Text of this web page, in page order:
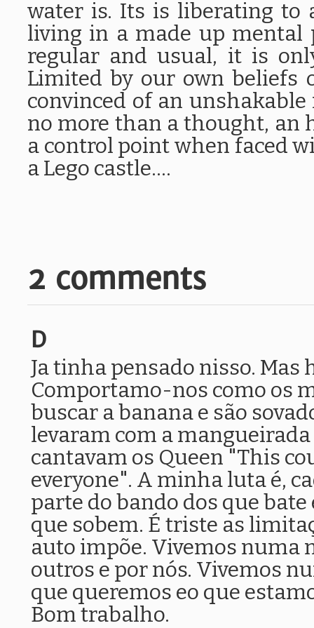
water is. Its is liberating to
living in a made up
regular and usual, it is
Limited by our own beliefs
convinced of an
no more than a thought, an
a control point when faced
a Lego castle....
2 comments
D
Ja tinha pensado nisso.
Comportamo-nos como os
buscar a banana e são
levaram com a mangueirada
cantavam os Queen "This
everyone". A minha luta é,
parte do bando dos que
que sobem. É triste as
auto impõe. Vivemos numa
outros e por nós. Vivemos
que queremos eo que
Bom trabalho.